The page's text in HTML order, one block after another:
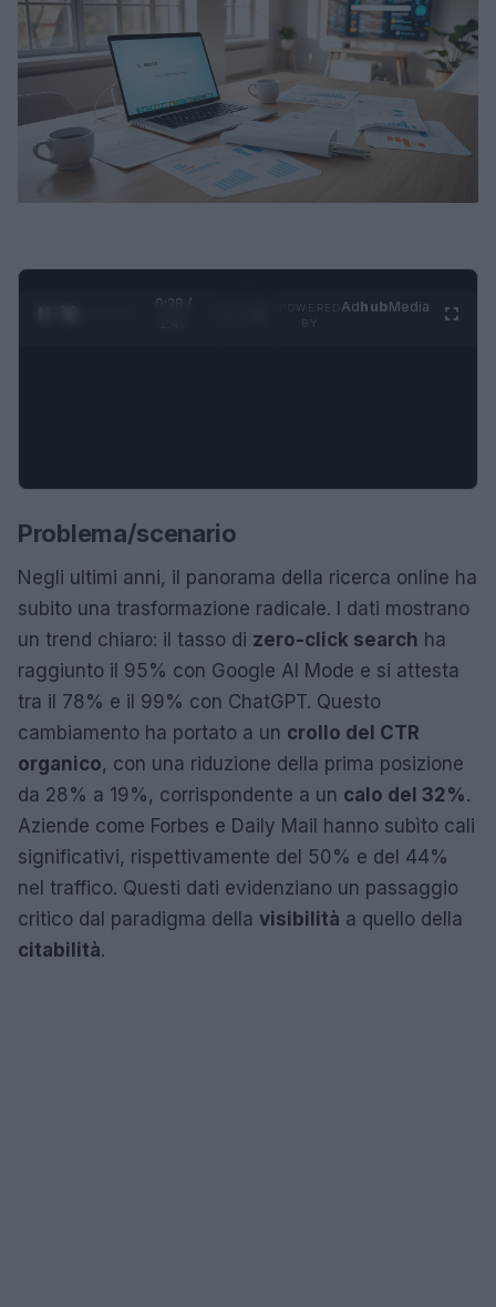
0:28 /
AdhubMedia
Problema/scenario
Negli ultimi anni, il panorama della ricerca online ha
subito una trasformazione radicale. I dati mostrano
un trend chiaro: il tasso di zero-click search ha
raggiunto il 95% con Google AI Mode e si attesta
tra il 78% e il 99% con ChatGPT. Questo
cambiamento ha portato a un crollo del CTR
organico, con una riduzione della prima posizione
da 28% a 19%, corrispondente a un calo del 32%.
Aziende come Forbes e Daily Mail hanno subìto cali
significativi, rispettivamente del 50% e del 44%
nel traffico. Questi dati evidenziano un passaggio
critico dal paradigma della visibilità a quello della
citabilità.